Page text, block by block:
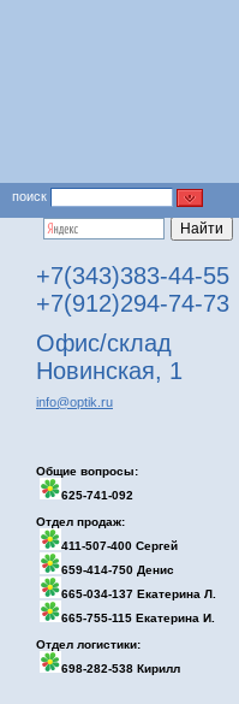
поиск
+7(343)383-44-55
+7(912)294-74-73
Офис/склад
Новинская, 1
info@optik.ru
Общие вопросы:
625-741-092
Отдел продаж:
411-507-400 Сергей
659-414-750 Денис
665-034-137 Екатерина Л.
665-755-115 Екатерина И.
Отдел логистики:
698-282-538 Кирилл